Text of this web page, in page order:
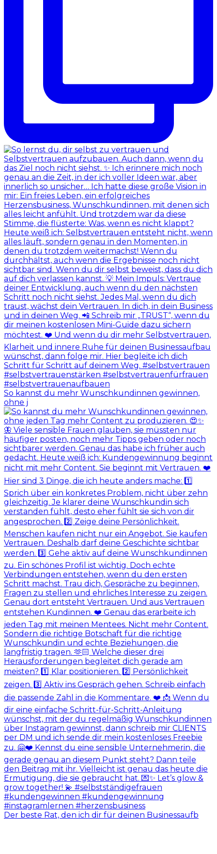
So kannst du mehr Wunschkundinnen gewinnen,
ohne j
Der beste Rat, den ich dir für deinen Businessaufb